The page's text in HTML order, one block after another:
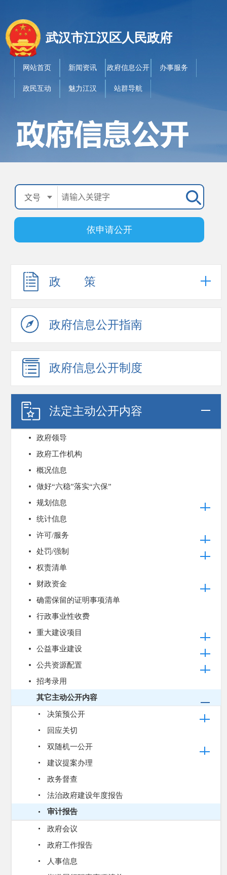
武汉市江汉区人民政府
依申请公开
网站首页 新闻资讯 政府信息公开 办事服务
政民互动 魅力江汉 站群导航
政 策
政府信息公开指南
政府信息公开制度
法定主动公开内容
政府领导
政府工作机构
概况信息
做好“六稳”落实“六保”
规划信息
统计信息
许可/服务
处罚/强制
权责清单
财政资金
确需保留的证明事项清单
行政事业性收费
重大建设项目
公益事业建设
公共资源配置
招考录用
其它主动公开内容
决策预公开
回应关切
双随机一公开
建议提案办理
政务督查
法治政府建设年度报告
审计报告
政府会议
政府工作报告
人事信息